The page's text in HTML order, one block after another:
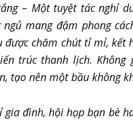
– Một tuyệt tác nghỉ
mang đậm phong
được chăm chút tỉ mỉ,
trúc thanh lịch.
tạo nên một bầu không
gia đình, hội họp bạn bè